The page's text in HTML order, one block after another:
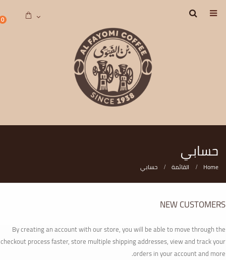
0
حسابي
Home القائمة حسابي
NEW CUSTOMERS
By creating an account with our store, you will be able to move through the
checkout process faster, store multiple shipping addresses, view and track your
orders in your account and more.